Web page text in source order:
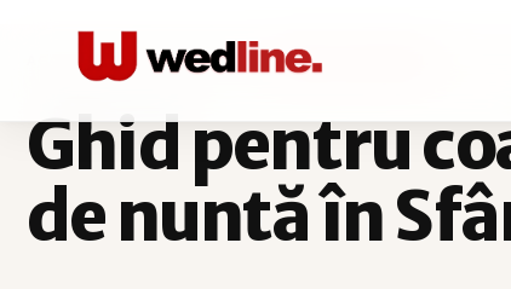
COAFURA -MACHIAJ SFÂNTU GHEORGHE
Ghid pentru
de nuntă în